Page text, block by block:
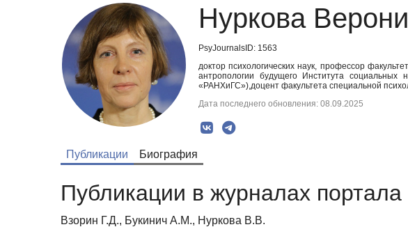
Нуркова
PsyJournalsID: 1563
доктор психологических наук, профессор
антропологии будущего Института
«РАНХиГС»),доцент факультета специальной
Дата последнего обновления: 08.09.2025
Публикации Биография
Публикации в журналах
Взорин Г.Д., Букинич А.М., Нуркова В.В.